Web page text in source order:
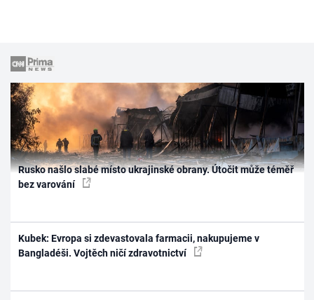
Rusko našlo slabé místo ukrajinské obrany. Útočit může téměř
bez varování
Kubek: Evropa si zdevastovala farmacii, nakupujeme v
Bangladéši. Vojtěch ničí zdravotnictví